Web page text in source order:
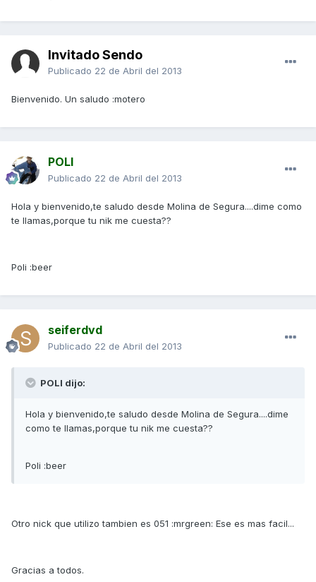
Invitado Sendo
Publicado 22 de Abril del 2013
Bienvenido. Un saludo :motero
POLI
Publicado 22 de Abril del 2013
Hola y bienvenido,te saludo desde Molina de Segura....dime como
te llamas,porque tu nik me cuesta??
Poli :beer
seiferdvd
Publicado 22 de Abril del 2013
POLI dijo:
Hola y bienvenido,te saludo desde Molina de Segura....dime
como te llamas,porque tu nik me cuesta??
Poli :beer
Otro nick que utilizo tambien es 051 :mrgreen: Ese es mas facil...
Gracias a todos.